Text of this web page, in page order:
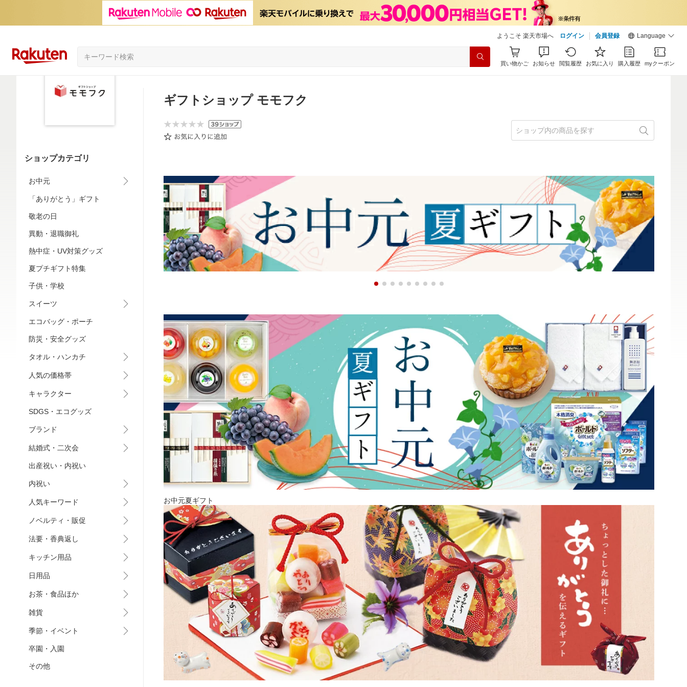
ようこそ 楽天市場へ ログイン 会員登録 Language
買い物かご お知らせ 閲覧履歴 お気に入り 購入履歴 myクーポン
ショップカテゴリ
お中元
「ありがとう」ギフト
敬老の日
異動・退職御礼
熱中症・UV対策グッズ
夏プチギフト特集
子供・学校
スイーツ
エコバッグ・ポーチ
防災・安全グッズ
タオル・ハンカチ
人気の価格帯
キャラクター
SDGS・エコグッズ
ブランド
結婚式・二次会
出産祝い・内祝い
内祝い
人気キーワード
ノベルティ・販促
法要・香典返し
キッチン用品
日用品
お茶・食品ほか
雑貨
季節・イベント
卒園・入園
その他
ギフトショップ モモフク
お中元夏ギフト